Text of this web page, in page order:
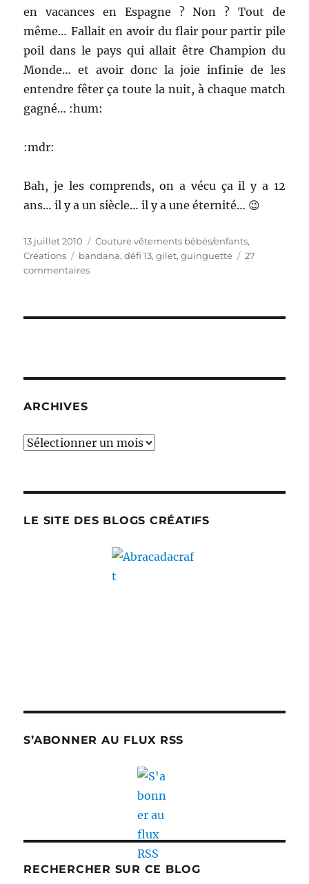
en vacances en Espagne ? Non ? Tout de
même… Fallait en avoir du flair pour partir pile
poil dans le pays qui allait être Champion du
Monde… et avoir donc la joie infinie de les
entendre fêter ça toute la nuit, à chaque match
gagné… :hum:
:mdr:
Bah, je les comprends, on a vécu ça il y a 12
ans… il y a un siècle… il y a une éternité… 😉
Publié
le
13 juillet 2010 Catégories
Couture vêtements bébés/enfants,
Créations
Étiquettes
bandana,défi 13,gilet,guinguette
27
commentairessur
ARCHIVES
Archives
LE SITE DES BLOGS CRÉATIFS
S’ABONNER AU FLUX RSS
RECHERCHER SUR CE BLOG